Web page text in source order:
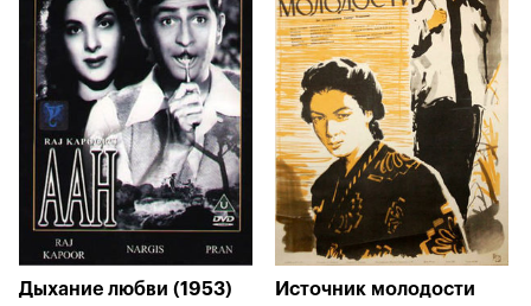
Дыхание любви (1953)
Источник молодости